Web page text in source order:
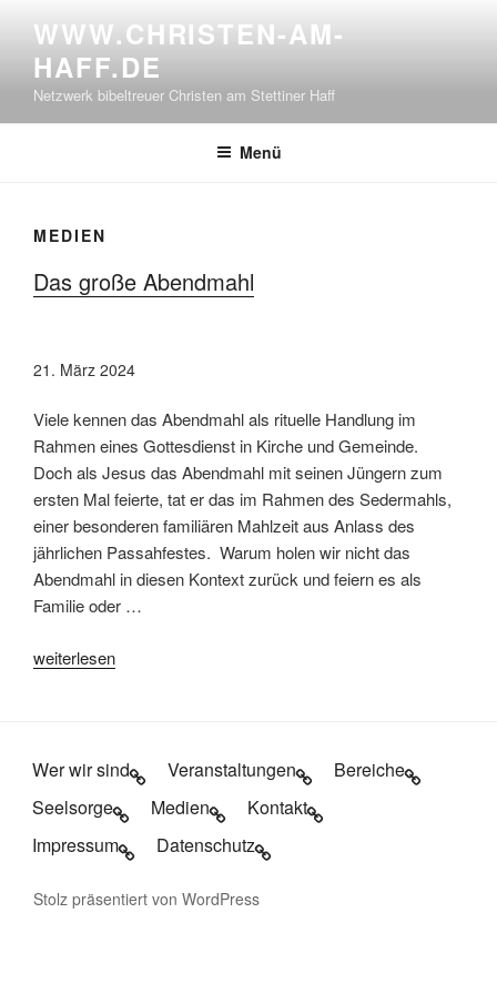
Inhalt
springen
WWW.CHRISTEN-AM-
HAFF.DE
Netzwerk bibeltreuer Christen am Stettiner Haff
Menü
MEDIEN
Das große Abendmahl
21. März 2024
Viele kennen das Abendmahl als rituelle Handlung im
Rahmen eines Gottesdienst in Kirche und Gemeinde. ​
Doch als Jesus das Abendmahl mit seinen Jüngern zum
ersten Mal feierte, tat er das im Rahmen des Sedermahls,
einer besonderen familiären Mahlzeit aus Anlass des
jährlichen Passahfestes. Warum holen wir nicht das
Abendmahl in diesen Kontext zurück und feiern es als
Familie oder …
„Das
weiterlesen
Wer wir sind Veranstaltungen
Bereiche
Seelsorge
Medien
Kontakt
Impressum
Datenschutz
Stolz präsentiert von WordPress